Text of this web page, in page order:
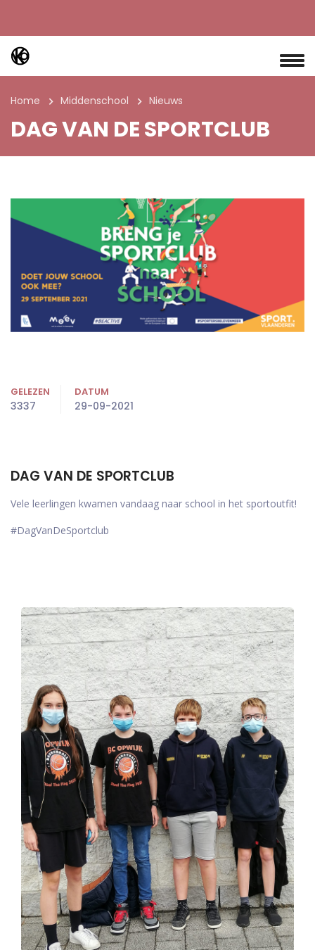
Home Middenschool Nieuws
DAG VAN DE SPORTCLUB
GELEZEN
3337
DATUM
29-09-2021
DAG VAN DE SPORTCLUB
Vele leerlingen kwamen vandaag naar school in het sportoutfit!
#DagVanDeSportclub